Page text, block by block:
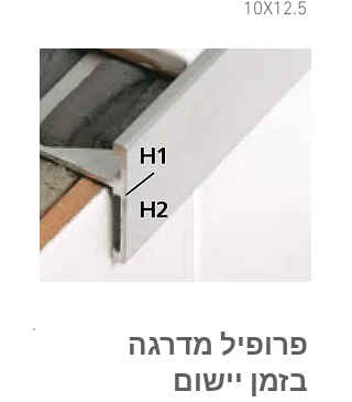
10X12.5
פרופיל מדרגה
בזמן יישום